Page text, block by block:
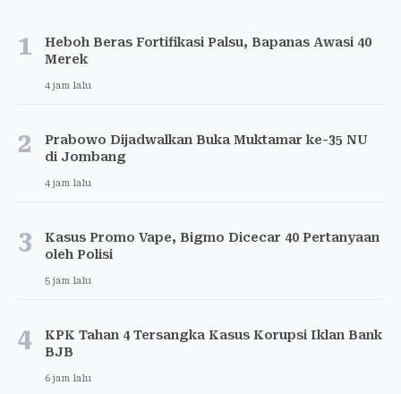
1
Heboh Beras Fortifikasi Palsu, Bapanas Awasi 40
Merek
4 jam lalu
2
Prabowo Dijadwalkan Buka Muktamar ke-35 NU
di Jombang
4 jam lalu
3
Kasus Promo Vape, Bigmo Dicecar 40 Pertanyaan
oleh Polisi
5 jam lalu
4
KPK Tahan 4 Tersangka Kasus Korupsi Iklan Bank
BJB
6 jam lalu